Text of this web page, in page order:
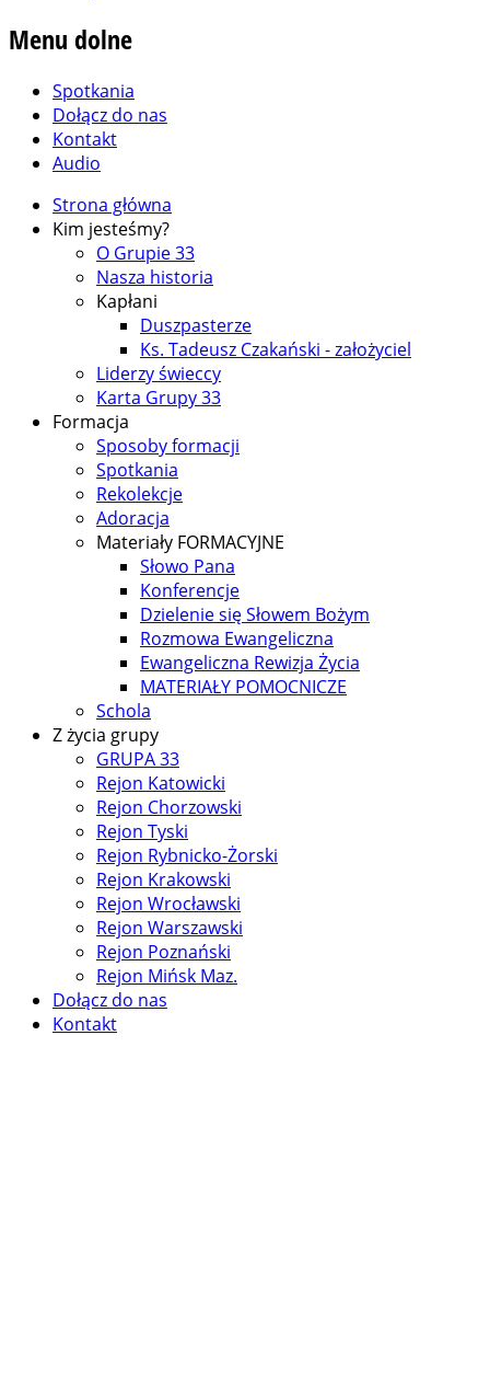
Menu dolne
Spotkania
Dołącz do nas
Kontakt
Audio
Strona główna
Kim jesteśmy?
O Grupie 33
Nasza historia
Kapłani
Duszpasterze
Ks. Tadeusz Czakański - założyciel
Liderzy świeccy
Karta Grupy 33
Formacja
Sposoby formacji
Spotkania
Rekolekcje
Adoracja
Materiały FORMACYJNE
Słowo Pana
Konferencje
Dzielenie się Słowem Bożym
Rozmowa Ewangeliczna
Ewangeliczna Rewizja Życia
MATERIAŁY POMOCNICZE
Schola
Z życia grupy
GRUPA 33
Rejon Katowicki
Rejon Chorzowski
Rejon Tyski
Rejon Rybnicko-Żorski
Rejon Krakowski
Rejon Wrocławski
Rejon Warszawski
Rejon Poznański
Rejon Mińsk Maz.
Dołącz do nas
Kontakt